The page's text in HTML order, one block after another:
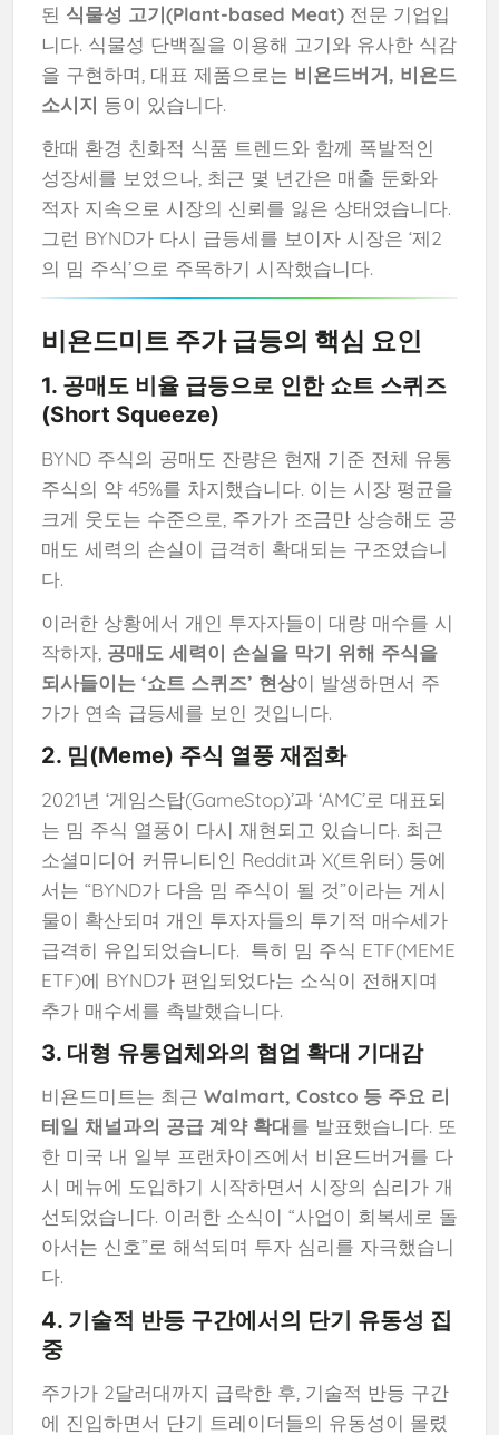
된 식물성 고기(Plant-based Meat)전문 기업입
니다. 식물성 단백질을 이용해 고기와 유사한 식감
을 구현하며, 대표 제품으로는 비욘드버거, 비욘드
소시지 등이 있습니다.
한때 환경 친화적 식품 트렌드와 함께 폭발적인
성장세를 보였으나, 최근 몇 년간은 매출 둔화와
적자 지속으로 시장의 신뢰를 잃은 상태였습니다.
그런 BYND가 다시 급등세를 보이자 시장은 ‘제2
의 밈 주식’으로 주목하기 시작했습니다.
비욘드미트 주가 급등의 핵심 요인
1. 공매도 비율 급등으로 인한 쇼트 스퀴즈
(Short Squeeze)
BYND 주식의 공매도 잔량은 현재 기준 전체 유통
주식의 약 45%를 차지했습니다. 이는 시장 평균을
크게 웃도는 수준으로, 주가가 조금만 상승해도 공
매도 세력의 손실이 급격히 확대되는 구조였습니
다.
이러한 상황에서 개인 투자자들이 대량 매수를 시
작하자, 공매도 세력이 손실을 막기 위해 주식을
되사들이는 ‘쇼트 스퀴즈’ 현상이 발생하면서 주
가가 연속 급등세를 보인 것입니다.
2. 밈(Meme) 주식 열풍 재점화
2021년 ‘게임스탑(GameStop)’과 ‘AMC’로 대표되
는 밈 주식 열풍이 다시 재현되고 있습니다. 최근
소셜미디어 커뮤니티인 Reddit과 X(트위터) 등에
서는 “BYND가 다음 밈 주식이 될 것”이라는 게시
물이 확산되며 개인 투자자들의 투기적 매수세가
급격히 유입되었습니다. 특히 밈 주식 ETF(MEME
ETF)에 BYND가 편입되었다는 소식이 전해지며
추가 매수세를 촉발했습니다.
3. 대형 유통업체와의 협업 확대 기대감
비욘드미트는 최근 Walmart, Costco 등 주요 리
테일 채널과의 공급 계약 확대를 발표했습니다. 또
한 미국 내 일부 프랜차이즈에서 비욘드버거를 다
시 메뉴에 도입하기 시작하면서 시장의 심리가 개
선되었습니다. 이러한 소식이 “사업이 회복세로 돌
아서는 신호”로 해석되며 투자 심리를 자극했습니
다.
4. 기술적 반등 구간에서의 단기 유동성 집
중
주가가 2달러대까지 급락한 후, 기술적 반등 구간
에 진입하면서 단기 트레이더들의 유동성이 몰렸